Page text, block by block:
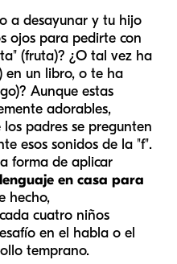
a desayunar y tu hijo
ojos para pedirte con
(fruta)? ¿O tal vez ha
en un libro, o te ha
Aunque estas
adorables,
padres se pregunten
esos sonidos de la "f".
forma de aplicar
en casa para
hecho,
cuatro niños
en el habla o el
temprano.